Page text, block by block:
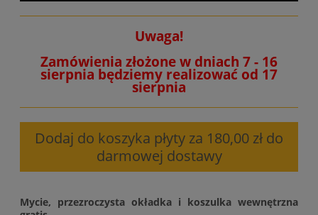
Uwaga!
Zamówienia złożone w dniach 7 - 16
sierpnia będziemy realizować od 17
sierpnia
Dodaj do koszyka płyty za 180,00 zł do
darmowej dostawy
Mycie, przezroczysta okładka i koszulka wewnętrzna